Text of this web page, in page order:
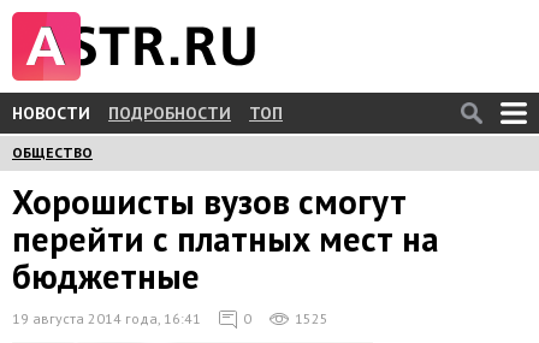
НОВОСТИ ПОДРОБНОСТИ ТОП
ОБЩЕСТВО
Хорошисты вузов смогут
перейти с платных мест на
бюджетные
19 августа 2014 года, 16:41 0 1525